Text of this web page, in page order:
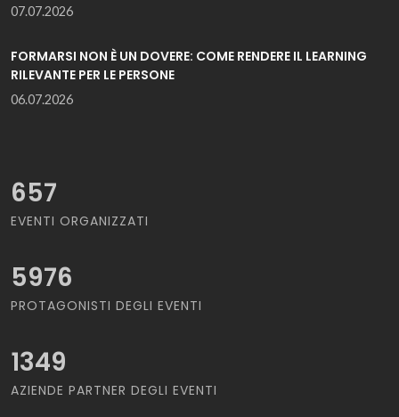
07.07.2026
FORMARSI NON È UN DOVERE: COME RENDERE IL LEARNING
RILEVANTE PER LE PERSONE
06.07.2026
657
EVENTI ORGANIZZATI
5976
PROTAGONISTI DEGLI EVENTI
1349
AZIENDE PARTNER DEGLI EVENTI